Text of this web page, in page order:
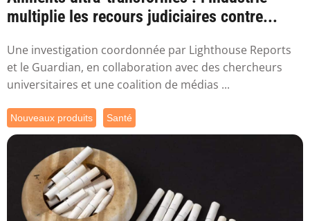
multiplie les recours judiciaires contre...
Une investigation coordonnée par Lighthouse Reports
et le Guardian, en collaboration avec des chercheurs
universitaires et une coalition de médias ...
Nouveaux produits Santé